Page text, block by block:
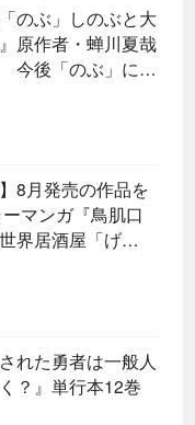
マンガ
【試し読み】異
世界でも鍵屋さ
のぶ」しのぶと大
原作者・蝉川夏哉
今後「のぶ」に登
……!?
8月発売の作品を
マンガ『鳥肌口
界居酒屋「げ
エル男 完結編』
れた勇者は一般人
？』単行本12巻